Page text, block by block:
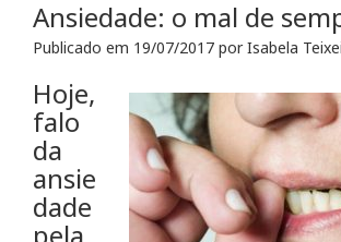
Ansiedade: o mal de
Publicado em 19/07/2017 porIsabela
Hoje,
falo
da
ansie
dade